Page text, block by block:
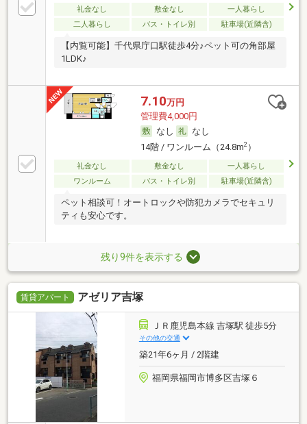
礼金なし 敷金なし
一人暮らし
二人暮らし
バス・トイレ別 駐車場(近隣含)
【内覧可能】千代県庁口駅徒歩4分♪ペット可の角部屋
1LDK♪
7.10万円
管理費4,000円
なし
なし
14階 / ワンルーム（24.8m2）
礼金なし 敷金なし
一人暮らし
ワンルーム
バス・トイレ別 駐車場(近隣含)
ペット相談可！オートロックや防犯カメラでセキュリ
ティも安心です。
残り9件を表示する
賃貸アパート アゼリア吉塚
ＪＲ鹿児島本線 吉塚駅 徒歩5分
その他の交通
築21年6ヶ月 / 2階建
福岡県福岡市博多区吉塚６